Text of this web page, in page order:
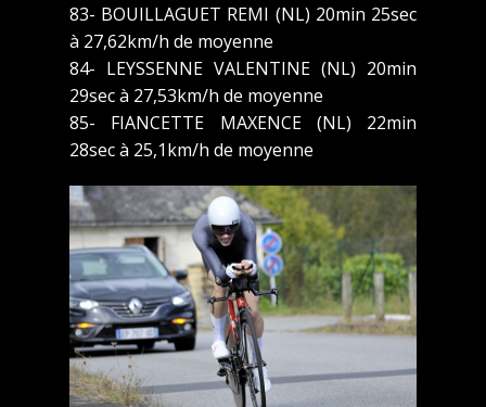
83- BOUILLAGUET REMI (NL) 20min 25sec
à 27,62km/h de moyenne
84- LEYSSENNE VALENTINE (NL) 20min
29sec à 27,53km/h de moyenne
85- FIANCETTE MAXENCE (NL) 22min
28sec à 25,1km/h de moyenne